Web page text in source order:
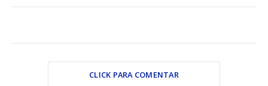
CLICK PARA COMENTAR